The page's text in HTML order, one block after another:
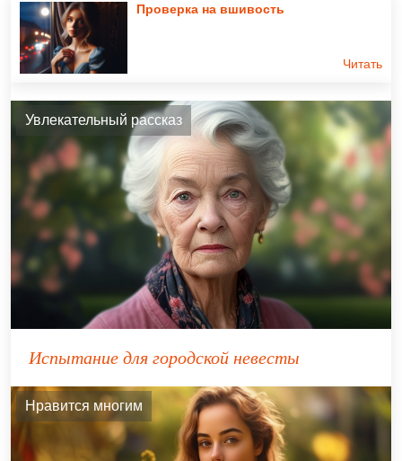
Проверка на вшивость
Читать
Увлекательный рассказ
Испытание для городской невесты
Нравится многим